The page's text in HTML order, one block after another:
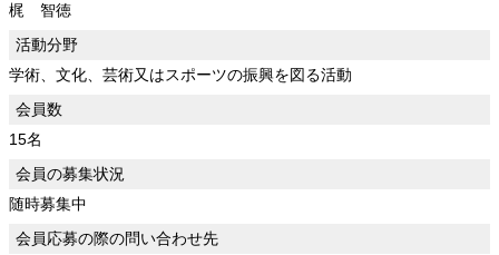
梶 智徳
活動分野
学術、文化、芸術又はスポーツの振興を図る活動
会員数
15名
会員の募集状況
随時募集中
会員応募の際の問い合わせ先